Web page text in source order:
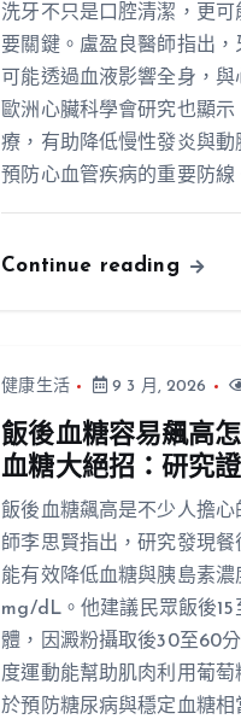
洗牙不只是口腔清潔，更
要關鍵。盧盈良醫師指出
可能透過血液影響全身，與
歐洲心臟科學會研究也顯
療，有助降低慢性發炎與
預防心血管疾病的重要防線
Continue reading
健康生活 9 3 月, 2026
飯後血糖容易飆高
血糖大絕招：研究
飯後血糖飆高是不少人擔
師李思賢指出，研究發現
能有效降低血糖與胰島素濃
mg/dL。他建議民眾飯後
體，因澱粉攝取後30至60
度運動能幫助肌肉利用葡
於預防糖尿病與穩定血糖相